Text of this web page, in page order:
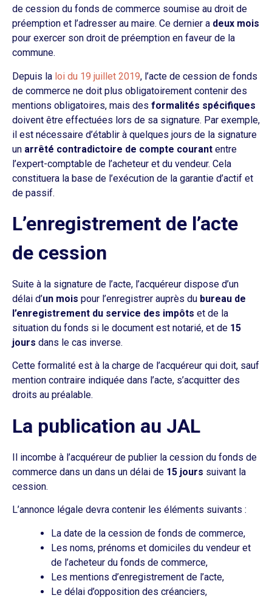
de cession du fonds de commerce soumise au droit de
préemption et l’adresser au maire. Ce dernier a deux mois
pour exercer son droit de préemption en faveur de la
commune.
Depuis la loi du 19 juillet 2019, l’acte de cession de fonds
de commerce ne doit plus obligatoirement contenir des
mentions obligatoires, mais des formalités spécifiques
doivent être effectuées lors de sa signature. Par exemple,
il est nécessaire d’établir à quelques jours de la signature
un arrêté contradictoire de compte courant entre
l’expert-comptable de l’acheteur et du vendeur. Cela
constituera la base de l’exécution de la garantie d’actif et
de passif.
L’enregistrement de l’acte
de cession
Suite à la signature de l’acte, l’acquéreur dispose d’un
délai d’un mois pour l’enregistrer auprès du bureau de
l’enregistrement du service des impôts et de la
situation du fonds si le document est notarié, et de 15
jours dans le cas inverse.
Cette formalité est à la charge de l’acquéreur qui doit, sauf
mention contraire indiquée dans l’acte, s’acquitter des
droits au préalable.
La publication au JAL
Il incombe à l’acquéreur de publier la cession du fonds de
commerce dans un dans un délai de 15 jours suivant la
cession.
L’annonce légale devra contenir les éléments suivants :
La date de la cession de fonds de commerce,
Les noms, prénoms et domiciles du vendeur et
de l’acheteur du fonds de commerce,
Les mentions d’enregistrement de l’acte,
Le délai d’opposition des créanciers,